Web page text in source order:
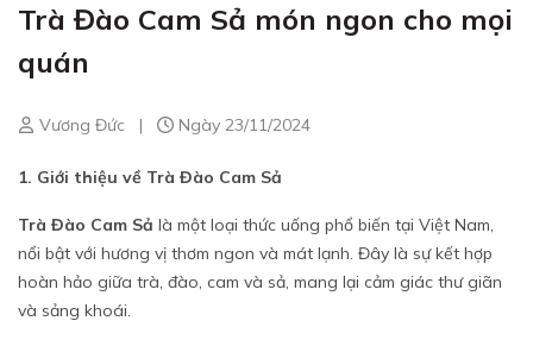
Trà Đào Cam Sả món ngon cho mọi
quán
Vương Đức | Ngày 23/11/2024
1. Giới thiệu về Trà Đào Cam Sả
Trà Đào Cam Sả là một loại thức uống phổ biến tại Việt Nam,
nổi bật với hương vị thơm ngon và mát lạnh. Đây là sự kết hợp
hoàn hảo giữa trà, đào, cam và sả, mang lại cảm giác thư giãn
và sảng khoái.